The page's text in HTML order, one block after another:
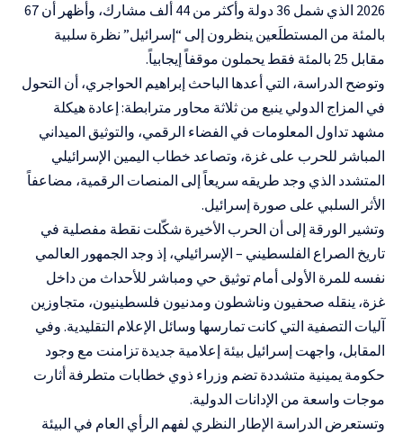
2026 الذي شمل 36 دولة وأكثر من 44 ألف مشارك، وأظهر أن 67
بالمئة من المستطلَعين ينظرون إلى “إسرائيل” نظرة سلبية
مقابل 25 بالمئة فقط يحملون موقفاً إيجابياً.
وتوضح الدراسة، التي أعدها الباحث إبراهيم الحواجري، أن التحول
في المزاج الدولي ينبع من ثلاثة محاور مترابطة: إعادة هيكلة
مشهد تداول المعلومات في الفضاء الرقمي، والتوثيق الميداني
المباشر للحرب على غزة، وتصاعد خطاب اليمين الإسرائيلي
المتشدد الذي وجد طريقه سريعاً إلى المنصات الرقمية، مضاعفاً
الأثر السلبي على صورة إسرائيل.
وتشير الورقة إلى أن الحرب الأخيرة شكّلت نقطة مفصلية في
تاريخ الصراع الفلسطيني – الإسرائيلي، إذ وجد الجمهور العالمي
نفسه للمرة الأولى أمام توثيق حي ومباشر للأحداث من داخل
غزة، ينقله صحفيون وناشطون ومدنيون فلسطينيون، متجاوزين
آليات التصفية التي كانت تمارسها وسائل الإعلام التقليدية. وفي
المقابل، واجهت إسرائيل بيئة إعلامية جديدة تزامنت مع وجود
حكومة يمينية متشددة تضم وزراء ذوي خطابات متطرفة أثارت
موجات واسعة من الإدانات الدولية.
وتستعرض الدراسة الإطار النظري لفهم الرأي العام في البيئة